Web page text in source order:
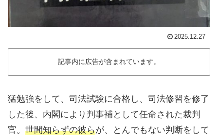
2025.12.27
記事内に広告が含まれています。
猛勉強をして、司法試験に合格し、司法修習を修了
した後、内閣により判事補として任命された裁判
官。 世間知らずの彼らが、とんでもない判断をして